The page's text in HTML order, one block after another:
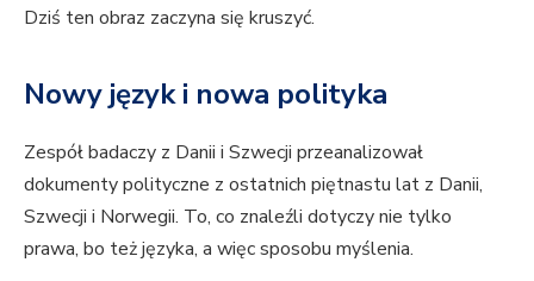
Dziś ten obraz zaczyna się kruszyć.
Nowy język i nowa polityka
Zespół badaczy z Danii i Szwecji przeanalizował
dokumenty polityczne z ostatnich piętnastu lat z Danii,
Szwecji i Norwegii. To, co znaleźli dotyczy nie tylko
prawa, bo też języka, a więc sposobu myślenia.